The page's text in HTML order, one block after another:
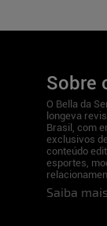
Sobre
O Bella da
longeva
Brasil, com
exclusivos
conteúdo
esportes,
Saiba mais